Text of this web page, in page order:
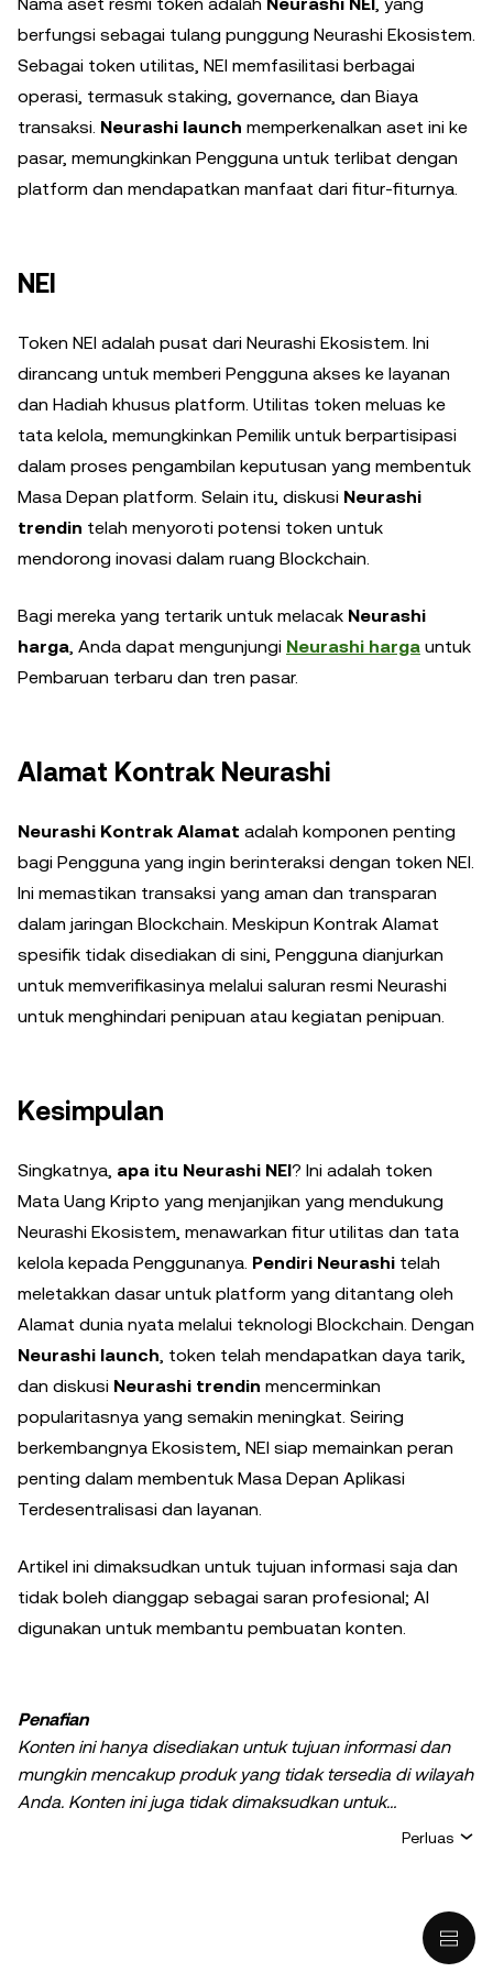
berfungsi sebagai tulang punggung Neurashi Ekosistem.
Sebagai token utilitas, NEI memfasilitasi berbagai
operasi, termasuk staking, governance, dan Biaya
transaksi. Neurashi launch memperkenalkan aset ini ke
pasar, memungkinkan Pengguna untuk terlibat dengan
platform dan mendapatkan manfaat dari fitur-fiturnya.
NEI
Token NEI adalah pusat dari Neurashi Ekosistem. Ini
dirancang untuk memberi Pengguna akses ke layanan
dan Hadiah khusus platform. Utilitas token meluas ke
tata kelola, memungkinkan Pemilik untuk berpartisipasi
dalam proses pengambilan keputusan yang membentuk
Masa Depan platform. Selain itu, diskusi Neurashi
trendin telah menyoroti potensi token untuk
mendorong inovasi dalam ruang Blockchain.
Bagi mereka yang tertarik untuk melacak Neurashi
harga, Anda dapat mengunjungi Neurashi harga untuk
Pembaruan terbaru dan tren pasar.
Alamat Kontrak Neurashi
Neurashi Kontrak Alamat adalah komponen penting
bagi Pengguna yang ingin berinteraksi dengan token NEI.
Ini memastikan transaksi yang aman dan transparan
dalam jaringan Blockchain. Meskipun Kontrak Alamat
spesifik tidak disediakan di sini, Pengguna dianjurkan
untuk memverifikasinya melalui saluran resmi Neurashi
untuk menghindari penipuan atau kegiatan penipuan.
Kesimpulan
Singkatnya, apa itu Neurashi NEI? Ini adalah token
Mata Uang Kripto yang menjanjikan yang mendukung
Neurashi Ekosistem, menawarkan fitur utilitas dan tata
kelola kepada Penggunanya. Pendiri Neurashi telah
meletakkan dasar untuk platform yang ditantang oleh
Alamat dunia nyata melalui teknologi Blockchain. Dengan
Neurashi launch, token telah mendapatkan daya tarik,
dan diskusi Neurashi trendin mencerminkan
popularitasnya yang semakin meningkat. Seiring
berkembangnya Ekosistem, NEI siap memainkan peran
penting dalam membentuk Masa Depan Aplikasi
Terdesentralisasi dan layanan.
Artikel ini dimaksudkan untuk tujuan informasi saja dan
tidak boleh dianggap sebagai saran profesional; AI
digunakan untuk membantu pembuatan konten.
Penafian
Konten ini hanya disediakan untuk tujuan informasi dan
mungkin mencakup produk yang tidak tersedia di wilayah
Anda. Konten ini juga tidak dimaksudkan untuk
memberikan (i) nasihat atau rekomendasi investasi; (ii)
akuntansi, hukum, atau pajak. Kepemilikan kripto/aset
digital, termasuk stablecoin, melibatkan risiko yang tinggi
Perluas